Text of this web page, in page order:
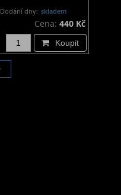
Dodání dny: skladem
Cena: 440 Kč
Koupit